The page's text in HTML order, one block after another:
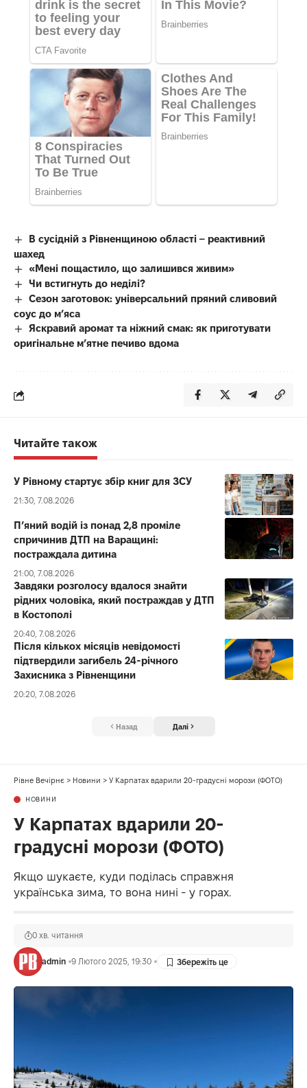
В сусідній з Рівненщиною області – реактивний
шахед
«Мені пощастило, що залишився живим»
Чи встигнуть до неділі?
Сезон заготовок: універсальний пряний сливовий
соус до мʼяса
Яскравий аромат та ніжний смак: як приготувати
оригінальне м’ятне печиво вдома
Читайте також
У Рівному стартує збір книг для ЗСУ
21:30, 7.08.2026
П’яний водій із понад 2,8 проміле
спричинив ДТП на Варащині:
постраждала дитина
21:00, 7.08.2026
Завдяки розголосу вдалося знайти
рідних чоловіка, який постраждав у ДТП
в Костополі
20:40, 7.08.2026
Після кількох місяців невідомості
підтвердили загибель 24-річного
Захисника з Рівненщини
20:20, 7.08.2026
Назад Далі
Рівне Вечірнє > Новини > У Карпатах вдарили 20-градусні морози (ФОТО)
НОВИНИ
У Карпатах вдарили 20-
градусні морози (ФОТО)
Якщо шукаєте, куди поділась справжня
українська зима, то вона нині - у горах.
admin 9 Лютого 2025, 19:30
0 хв. читання